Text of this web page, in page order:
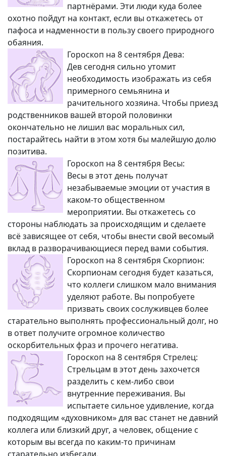
партнёрами. Эти люди куда более
охотно пойдут на контакт, если вы откажетесь от
пафоса и надменности в пользу своего природного
обаяния.
Гороскоп на 8 сентября Дева:
Дев сегодня сильно утомит
необходимость изображать из себя
примерного семьянина и
рачительного хозяина. Чтобы приезд
родственников вашей второй половинки
окончательно не лишил вас моральных сил,
постарайтесь найти в этом хотя бы малейшую долю
позитива.
Гороскоп на 8 сентября Весы:
Весы в этот день получат
незабываемые эмоции от участия в
каком-то общественном
мероприятии. Вы откажетесь со
стороны наблюдать за происходящим и сделаете
всё зависящее от себя, чтобы внести свой весомый
вклад в разворачивающиеся перед вами события.
Гороскоп на 8 сентября Скорпион:
Скорпионам сегодня будет казаться,
что коллеги слишком мало внимания
уделяют работе. Вы попробуете
призвать своих сослуживцев более
старательно выполнять профессиональный долг, но
в ответ получите огромное количество
оскорбительных фраз и прочего негатива.
Гороскоп на 8 сентября Стрелец:
Стрельцам в этот день захочется
разделить с кем-либо свои
внутренние переживания. Вы
испытаете сильное удивление, когда
подходящим «духовником» для вас станет не давний
коллега или близкий друг, а человек, общение с
которым вы всегда по каким-то причинам